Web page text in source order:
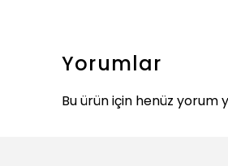
Yorumlar
Bu ürün için henüz yorum